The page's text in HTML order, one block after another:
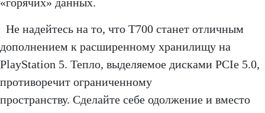
Не надейтесь на то, что T700 станет отличным
дополнением к расширенному хранилищу на
PlayStation 5. Тепло, выделяемое дисками PCIe 5.0,
противоречит ограниченному
пространству. Сделайте себе одолжение и вместо